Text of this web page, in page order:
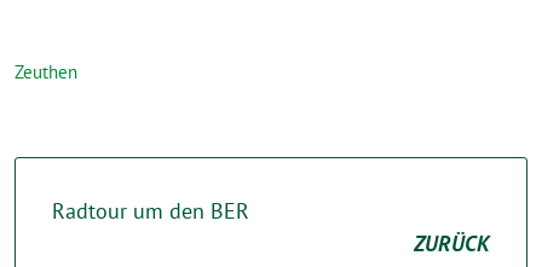
Zeuthen
Radtour um den BER
ZURÜCK